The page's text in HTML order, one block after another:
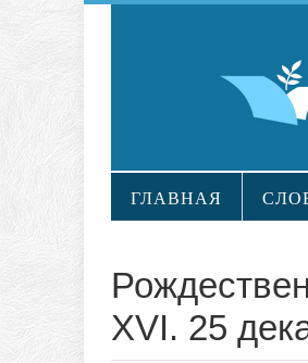
ГЛАВНАЯ
XVI. 25